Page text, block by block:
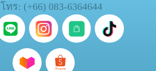
โทร: (+66) 083-6364644